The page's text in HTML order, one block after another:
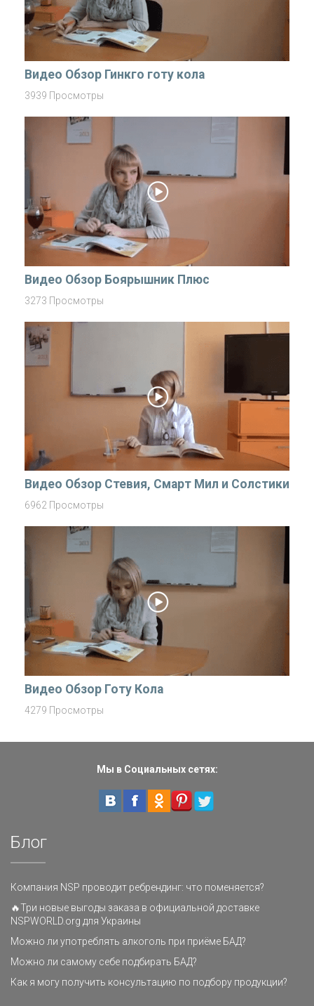
Видео Обзор Гинкго готу кола
3939 Просмотры
Видео Обзор Боярышник Плюс
3273 Просмотры
Видео Обзор Стевия, Смарт Мил и Солстики
6962 Просмотры
Видео Обзор Готу Кола
4279 Просмотры
Мы в Социальных сетях:
Блог
Компания NSP проводит ребрендинг: что поменяется?
🔥Три новые выгоды заказа в официальной доставке
NSPWORLD.org для Украины
Можно ли употреблять алкоголь при приёме БАД?
Можно ли самому себе подбирать БАД?
Как я могу получить консультацию по подбору продукции?